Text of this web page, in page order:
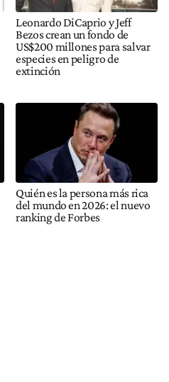
Leonardo DiCaprio y Jeff
Bezos crean un fondo de
US$200 millones para salvar
especies en peligro de
extinción
Quién es la persona más rica
del mundo en 2026: el nuevo
ranking de Forbes